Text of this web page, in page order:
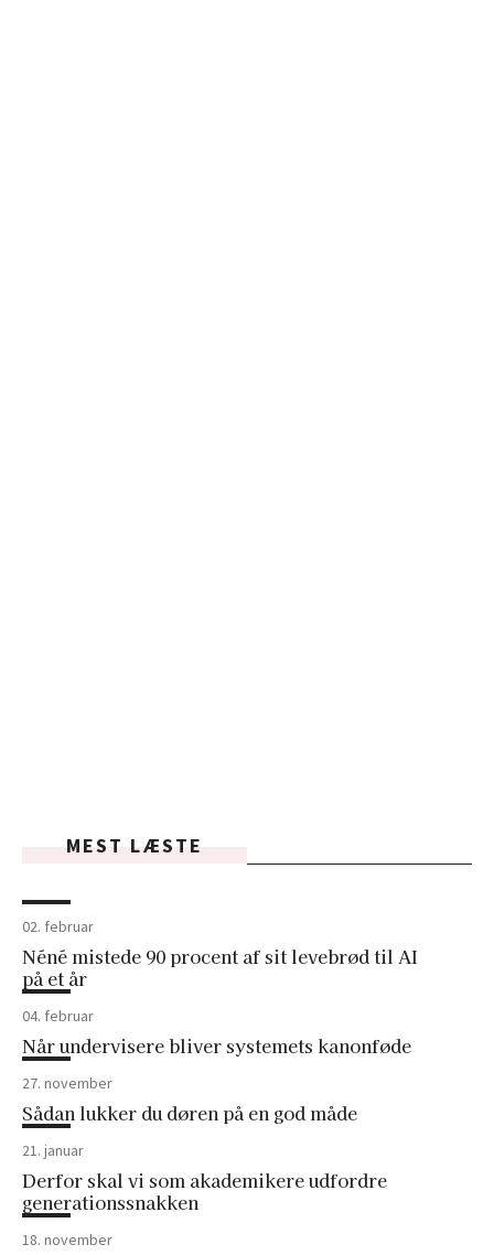
MEST LÆSTE
02. februar
Néné mistede 90 procent af sit levebrød til AI
på et år
04. februar
Når undervisere bliver systemets kanonføde
27. november
Sådan lukker du døren på en god måde
21. januar
Derfor skal vi som akademikere udfordre
generationssnakken
18. november